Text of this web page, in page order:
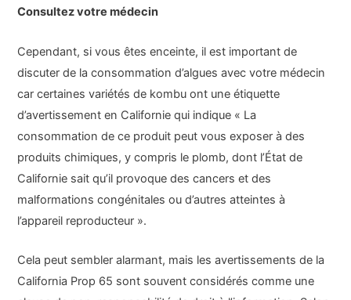
Consultez votre médecin
Cependant, si vous êtes enceinte, il est important de
discuter de la consommation d’algues avec votre médecin
car certaines variétés de kombu ont une étiquette
d’avertissement en Californie qui indique « La
consommation de ce produit peut vous exposer à des
produits chimiques, y compris le plomb, dont l’État de
Californie sait qu’il provoque des cancers et des
malformations congénitales ou d’autres atteintes à
l’appareil reproducteur ».
Cela peut sembler alarmant, mais les avertissements de la
California Prop 65 sont souvent considérés comme une